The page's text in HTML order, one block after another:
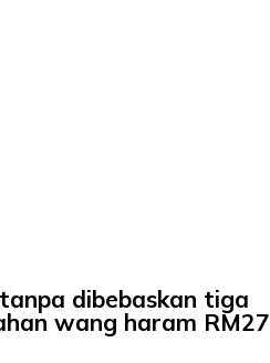
dibebaskan tiga
wang haram RM27